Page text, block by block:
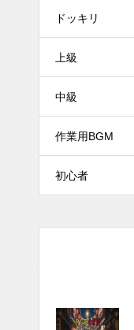
ドッキリ
上級
中級
作業用BGM
初心者